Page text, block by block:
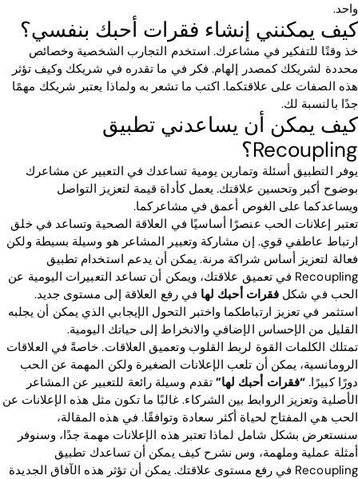
واحد.
كيف يمكنني إنشاء فقرات أحبك بنفسي؟
خذ وقتًا للتفكير في مشاعرك. استخدم التجارب الشخصية وخصائص
محددة لشريكك كمصدر إلهام. فكر في ما تقدره في شريكك وكيف تؤثر
هذه الصفات على علاقتكما. اكتب ما تشعر به ولماذا يعتبر شريكك مهمًا
جدًا بالنسبة لك.
كيف يمكن أن يساعدني تطبيق
Recoupling؟
يوفر التطبيق أسئلة وتمارين يومية تساعدك في التعبير عن مشاعرك
بوضوح أكبر وتحسين علاقتك. يعمل كأداة قيمة لتعزيز التواصل
ويساعدكما على الغوص أعمق في مشاعركما.
تعتبر إعلانات الحب عنصرًا أساسيًا في العلاقة الصحية وتساعد في خلق
ارتباط عاطفي قوي. إن مشاركة وتعبير المشاعر هو وسيلة بسيطة ولكن
فعالة لتعزيز أساس شراكة مرنة. يمكن أن يدعم استخدام تطبيق
Recoupling في تعميق علاقتك، ويمكن أن تساعد التعبيرات اليومية عن
الحب في شكل فقرات أحبك لها في رفع العلاقة إلى مستوى جديد.
استثمر في تعزيز ارتباطكما واختبر التحول الإيجابي الذي يمكن أن يجلبه
القليل من الإحساس الإضافي والانخراط إلى حياتك اليومية.
تمتلك الكلمات القوة لربط القلوب وتعميق العلاقات. خاصةً في العلاقات
الرومانسية، يمكن أن تلعب الإعلانات الصغيرة ولكن المهمة عن الحب
دورًا كبيرًا. “فقرات أحبك لها” تقدم وسيلة رائعة للتعبير عن المشاعر
الأصلية وتعزيز الروابط بين الشركاء. غالبًا ما تكون مثل هذه الإعلانات عن
الحب هي المفتاح لحياة أكثر سعادة وتوافقًا. في هذه المقالة،
سنستعرض بشكل شامل لماذا تعتبر هذه الإعلانات مهمة جدًا، وسنوفر
أمثلة عملية وملهمة، وس نشرح كيف يمكن أن تساعدك تطبيق
Recoupling في رفع مستوى علاقتك. يمكن أن تؤثر هذه الآفاق الجديدة